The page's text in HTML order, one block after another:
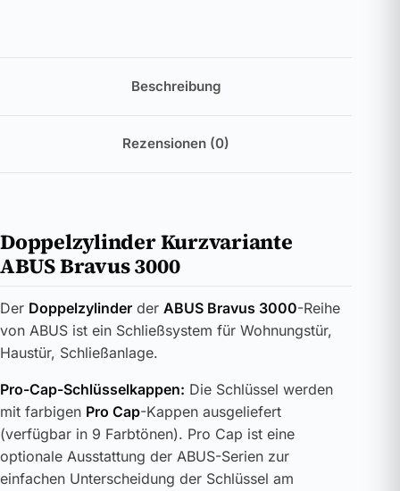
Beschreibung
Rezensionen (0)
Doppelzylinder Kurzvariante
ABUS Bravus 3000
Der Doppelzylinder der ABUS Bravus 3000-Reihe
von ABUS ist ein Schließsystem für Wohnungstür,
Haustür, Schließanlage.
Pro-Cap-Schlüsselkappen: Die Schlüssel werden
mit farbigen Pro Cap-Kappen ausgeliefert
(verfügbar in 9 Farbtönen). Pro Cap ist eine
optionale Ausstattung der ABUS-Serien zur
einfachen Unterscheidung der Schlüssel am